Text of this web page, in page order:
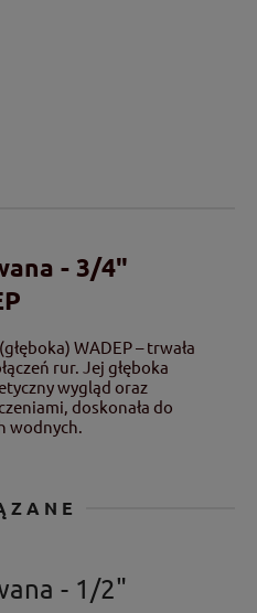
- 3/4"
WADEP – trwała
rur. Jej głęboka
wygląd oraz
doskonała do
wodnych.
- 1/2"